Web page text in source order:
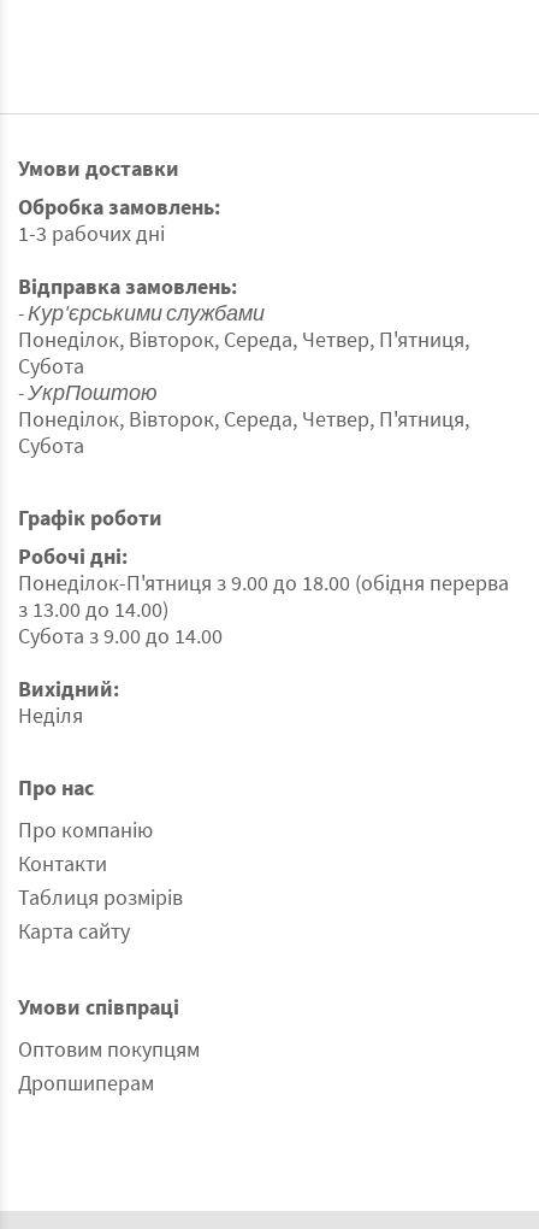
Умови доставки
Обробка замовлень:
1-3 рабочих дні
Відправка замовлень:
- Кур'єрськими службами
Понеділок, Вівторок, Середа, Четвер, П'ятниця,
Субота
- УкрПоштою
Понеділок, Вівторок, Середа, Четвер, П'ятниця,
Субота
Графік роботи
Робочі дні:
Понеділок-П'ятниця з 9.00 до 18.00 (обідня перерва
з 13.00 до 14.00)
Субота з 9.00 до 14.00
Вихідний:
Неділя
Про нас
Про компанію
Контакти
Таблиця розмірів
Карта сайту
Умови співпраці
Оптовим покупцям
Дропшиперам